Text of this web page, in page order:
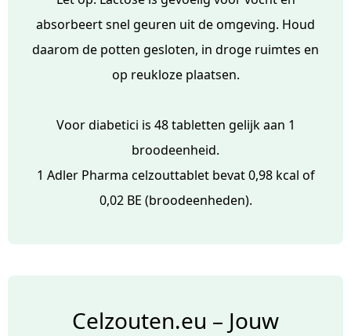
absorbeert snel geuren uit de omgeving. Houd
daarom de potten gesloten, in droge ruimtes en
op reukloze plaatsen.
Voor diabetici is 48 tabletten gelijk aan 1
broodeenheid.
1 Adler Pharma celzouttablet bevat 0,98 kcal of
0,02 BE (broodeenheden).
Celzouten.eu – Jouw